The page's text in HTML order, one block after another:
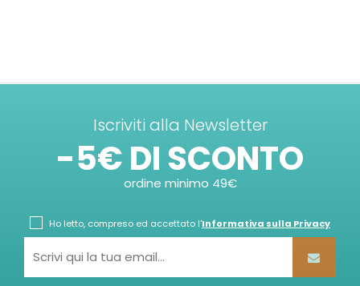
Iscriviti alla Newsletter
-5€ DI SCONTO
ordine minimo 49€
Ho letto, compreso ed accettato l'Informativa sulla Privacy